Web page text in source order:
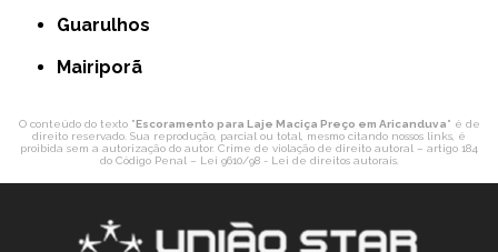
Guarulhos
Mairiporã
O conteúdo do texto "Escoramento para Laje Maciça Preço em Aricanduva" é de
direito reservado. Sua reprodução, parcial ou total, mesmo citando nossos links, é
proibida sem a autorização do autor. Crime de violação de direito autoral – artigo 184
do Código Penal – Lei 9610/98 - Lei de direitos autorais.